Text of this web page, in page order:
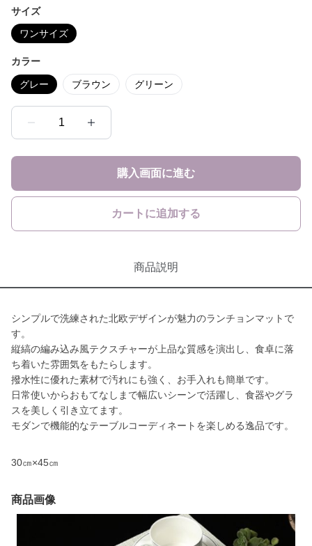
サイズ
ワンサイズ
カラー
グレー ブラウン グリーン
1
購入画面に進む
カートに追加する
商品説明
シンプルで洗練された北欧デザインが魅力のランチョンマットで
す。
縦縞の編み込み風テクスチャーが上品な質感を演出し、食卓に落
ち着いた雰囲気をもたらします。
撥水性に優れた素材で汚れにも強く、お手入れも簡単です。
日常使いからおもてなしまで幅広いシーンで活躍し、食器やグラ
スを美しく引き立てます。
モダンで機能的なテーブルコーディネートを楽しめる逸品です。
30㎝×45㎝
商品画像